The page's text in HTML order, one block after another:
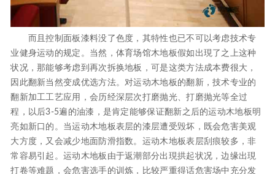
而且控制面板漆料没了色度，其特性也已不可以考虑技术专
业健身运动的规定。当然，体育场馆木地板假如出現了之上这种
状况，那能够考虑到再次拆换地板，可是这类方法成本费很大，
因此翻新当然变成优选方法。对运动木地板的翻新，技术专业的
翻新加工工艺应用，会历经深层次打磨抛光、打磨抛光等全过
程，以后3-5遍的油漆，是肯定能够保证翻新之后的运动木地板明
亮如新口的。当运动木地板表层的漆层遭受毁坏，既会危害美观
大方度，又会减少地面防滑指数。运动木地板表层刮痕较多，非
常容易引起。运动木地板由于返潮部分出現拱起状况，边缘出現
打卷等难题，会危害选手的训炼，比较严重得话危害场中充分发